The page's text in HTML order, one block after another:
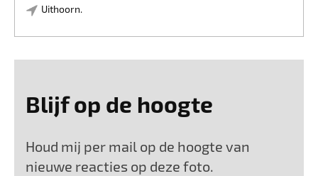
Uithoorn.
Blijf op de hoogte
Houd mij per mail op de hoogte van
nieuwe reacties op deze foto.